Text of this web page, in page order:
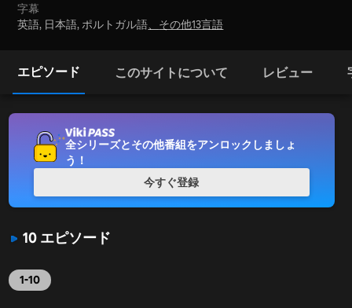
字幕
英語, 日本語, ポルトガル語
その他13言語
エピソード このサイトについて レビュー
10 エピソード
1-10
全シリーズとその他番組をアンロックしましょ
う！
今すぐ登録